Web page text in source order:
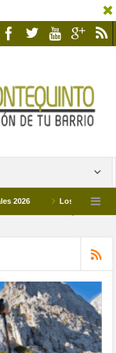
Los Campus de